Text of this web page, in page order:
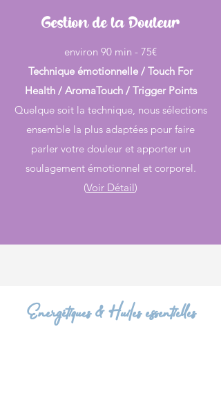
Gestion de la Douleur
​​environ 90 min - 75€
Technique émotionnelle / Touch For
Health / AromaTouch / Trigger Points
Quelque soit la technique, nous sélections
ensemble la plus adaptées pour faire
parler votre douleur et apporter un
soulagement émotionnel et corporel.
(Voir Détail)
Energétiques & Huiles essentielles